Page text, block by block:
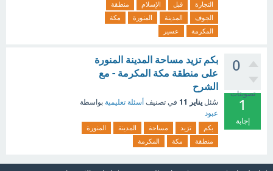
التجارة
قبل الإسلام
منطقة
الجوف
المدينة المنورة
مكة
المكرمة
عسير
0
تصويتات
1
إجابة
بكم تزيد مساحة المدينة المنورة
على منطقة مكة المكرمة - مع
الشرح
سُئل يناير 11 في تصنيف أسئلة تعليمية بواسطة
عبود
بكم تزيد مساحة المدينة
المنورة
منطقة
مكة المكرمة